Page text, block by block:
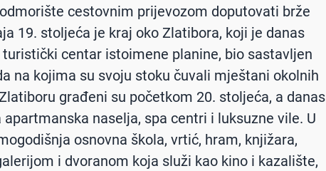
cestovnim prijevozom doputovati brže
19. stoljeća je kraj oko Zlatibora, koji je danas
centar istoimene planine, bio sastavljen
na kojima su svoju stoku čuvali mještani okolnih
građeni su početkom 20. stoljeća, a danas
naselja, spa centri i luksuzne vile. U
osnovna škola, vrtić, hram, knjižara,
i dvoranom koja služi kao kino i kazalište,